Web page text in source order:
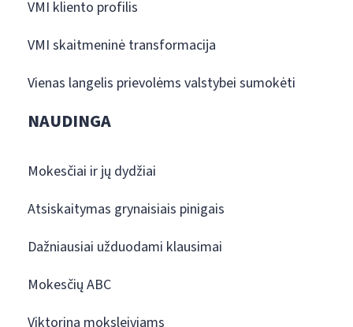
VMI kliento profilis
VMI skaitmeninė transformacija
Vienas langelis prievolėms valstybei sumokėti
NAUDINGA
Mokesčiai ir jų dydžiai
Atsiskaitymas grynaisiais pinigais
Dažniausiai užduodami klausimai
Mokesčių ABC
Viktorina moksleiviams